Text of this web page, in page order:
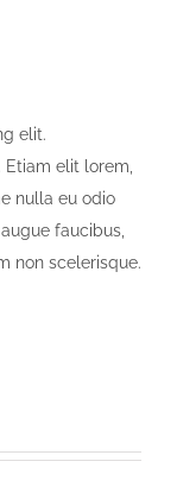
elit.
elit lorem,
nulla eu odio
faucibus,
non scelerisque.